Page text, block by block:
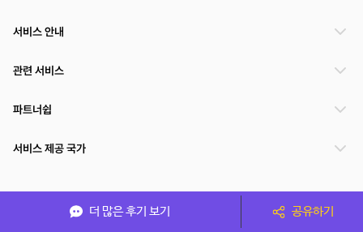
더 많은 후기 보기 공유하기
서비스 안내
관련 서비스
파트너쉽
서비스 제공 국가
(주)NSPACE 사업자정보